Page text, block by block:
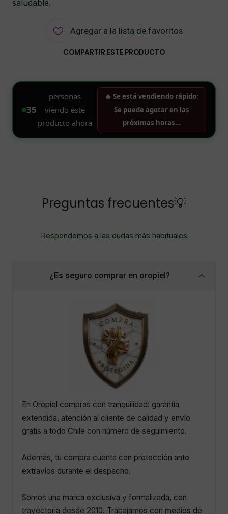
saludable.
Agregar a la lista de favoritos
COMPARTIR ESTE PRODUCTO
Preguntas frecuentes💡
Respondemos a las dudas más habituales
¿Es seguro comprar en oropiel?
En Oropiel compras con tranquilidad: garantía
extendida, atención al cliente de calidad y envío
gratis a todo Chile con número de seguimiento.
Además, tu compra cuenta con protección ante
extravíos durante el despacho.
Somos una marca exclusiva y formalizada, con
trayectoria desde 2010. Trabajamos con medios de